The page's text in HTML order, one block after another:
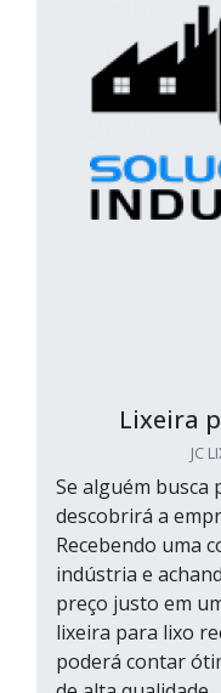
Lixeira
JC
Se alguém busca
descobrirá a
Recebendo uma
indústria e
preço justo em
lixeira para lixo
poderá contar